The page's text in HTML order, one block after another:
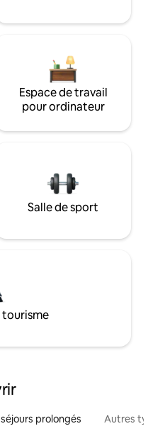
Espace de travail
pour ordinateur
Salle de sport
tourisme
prolongés Autres